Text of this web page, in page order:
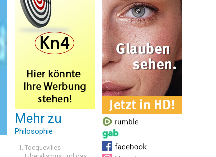
Mehr zu
Philosophie
Tocquevilles